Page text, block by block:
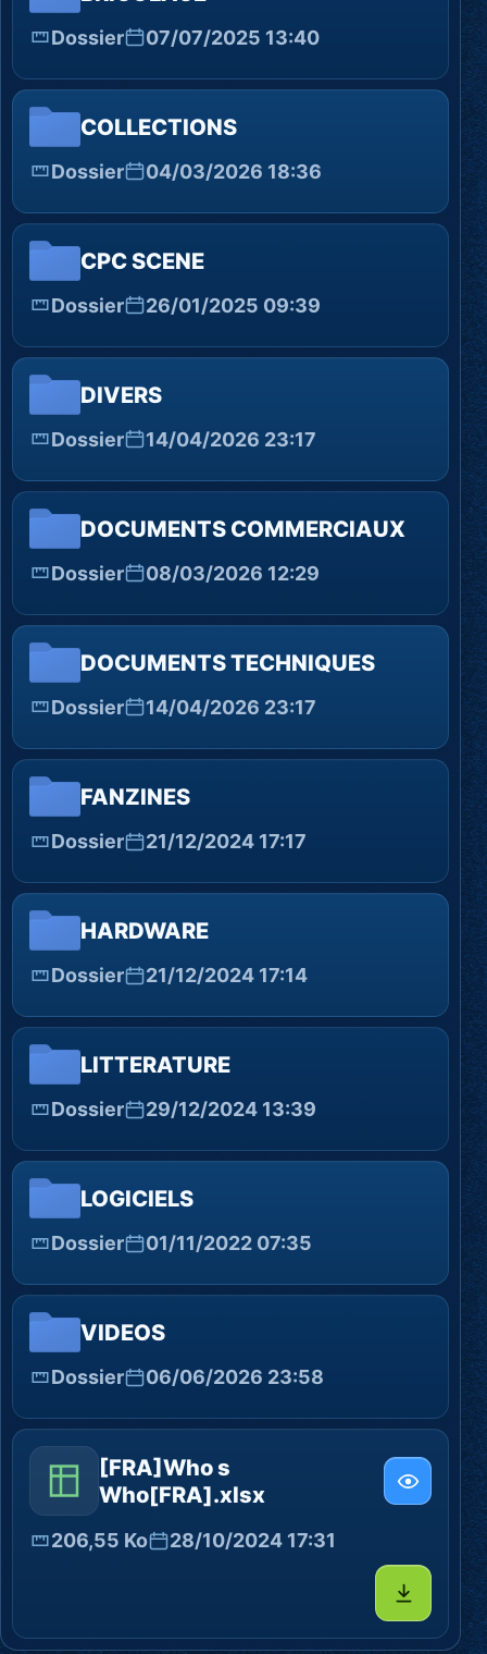
Dossier 07/07/2025 13:40
COLLECTIONS
Dossier 04/03/2026 18:36
CPC SCENE
Dossier 26/01/2025 09:39
DIVERS
Dossier 14/04/2026 23:17
DOCUMENTS COMMERCIAUX
Dossier 08/03/2026 12:29
DOCUMENTS TECHNIQUES
Dossier 14/04/2026 23:17
FANZINES
Dossier 21/12/2024 17:17
HARDWARE
Dossier 21/12/2024 17:14
LITTERATURE
Dossier 29/12/2024 13:39
LOGICIELS
Dossier 01/11/2022 07:35
VIDEOS
Dossier 06/06/2026 23:58
[FRA]Who s
Who[FRA].xlsx
206,55 Ko 28/10/2024 17:31